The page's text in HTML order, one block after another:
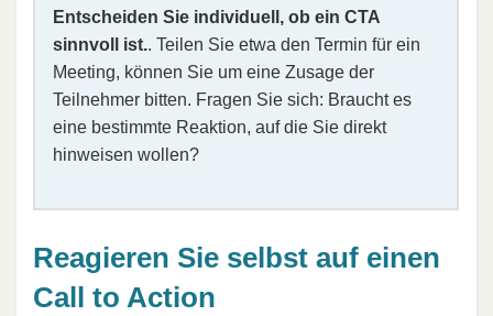
Entscheiden Sie individuell, ob ein CTA
sinnvoll ist.. Teilen Sie etwa den Termin für ein
Meeting, können Sie um eine Zusage der
Teilnehmer bitten. Fragen Sie sich: Braucht es
eine bestimmte Reaktion, auf die Sie direkt
hinweisen wollen?
Reagieren Sie selbst auf einen
Call to Action